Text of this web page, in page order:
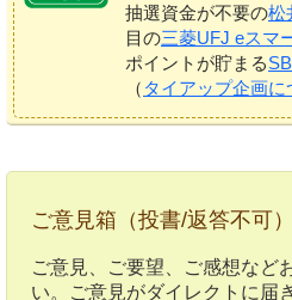
抽選資金が不要の松
目の三菱UFJ eスマ
ポイントが貯まる
（ タイアップ企画に
ご意見箱（投書/返答不可）
ご意見、ご要望、ご感想など
い。ご意見がダイレクトに届